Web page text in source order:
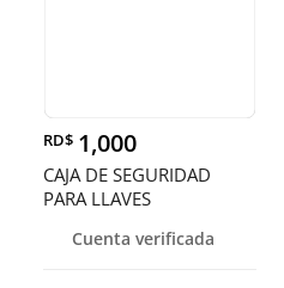
RD$ 1,000
CAJA DE SEGURIDAD
PARA LLAVES
Cuenta verificada